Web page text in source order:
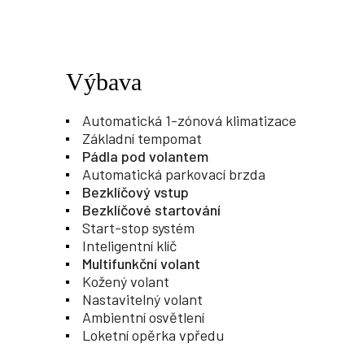
Výbava
Automatická 1-zónová klimatizace
Základní tempomat
Pádla pod volantem
Automatická parkovací brzda
Bezklíčový vstup
Bezklíčové startování
Start-stop systém
Inteligentní klíč
Multifunkční volant
Kožený volant
Nastavitelný volant
Ambientní osvětlení
Loketní opěrka vpředu